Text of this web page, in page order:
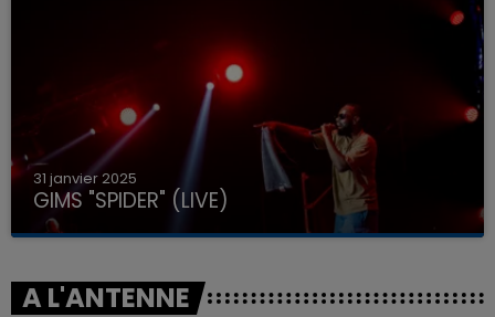
31 janvier 2025
GIMS "SPIDER" (LIVE)
A L'ANTENNE